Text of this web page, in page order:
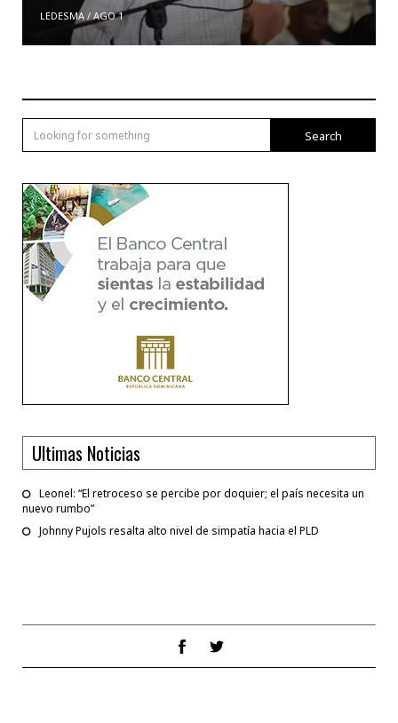
LEDESMA/ AGO 1
Search
Ultimas Noticias
Leonel: “El retroceso se percibe por doquier; el país necesita un
nuevo rumbo”
Johnny Pujols resalta alto nivel de simpatía hacia el PLD